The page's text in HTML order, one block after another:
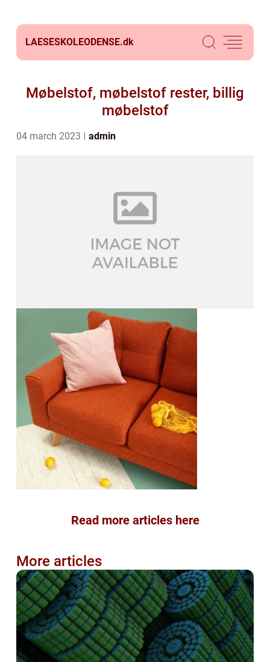
LAESESKOLEODENSE.dk
Møbelstof, møbelstof rester, billig
møbelstof
04 march 2023 admin
Read more articles here
More articles